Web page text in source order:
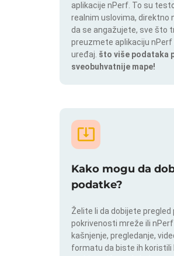
aplikacije nPerf. To su
realnim uslovima, direktno
da se angažujete, sve što
preuzmete aplikaciju
uređaj. što više podataka
sveobuhvatnije mape!
Kako mogu da
podatke?
Želite li da dobijete pregled
pokrivenosti mreže ili
kašnjenje, pregledanje,
formatu da biste ih koristili